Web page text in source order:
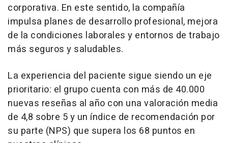
corporativa. En este sentido, la compañía
impulsa planes de desarrollo profesional, mejora
de la condiciones laborales y entornos de trabajo
más seguros y saludables.
La experiencia del paciente sigue siendo un eje
prioritario: el grupo cuenta con más de 40.000
nuevas reseñas al año con una valoración media
de 4,8 sobre 5 y un índice de recomendación por
su parte (NPS) que supera los 68 puntos en